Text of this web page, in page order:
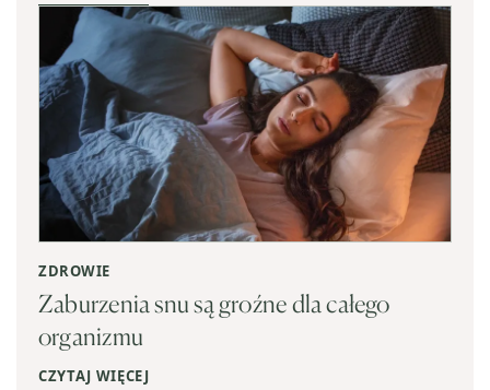
ZDROWIE
Zaburzenia snu są groźne dla całego
organizmu
CZYTAJ WIĘCEJ